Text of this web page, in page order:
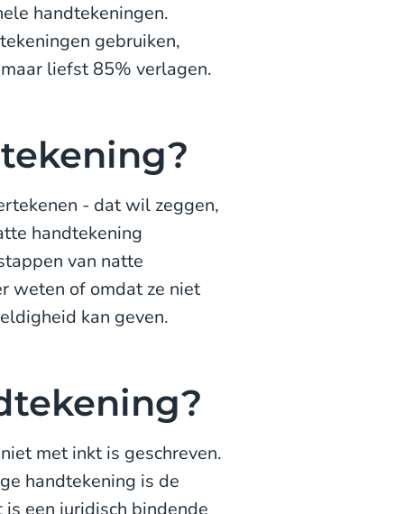
handtekeningen.
gebruiken,
liefst 85% verlagen.
- dat wil zeggen,
handtekening
van natte
weten of omdat ze niet
kan geven.
met inkt is geschreven.
handtekening is de
een juridisch bindende